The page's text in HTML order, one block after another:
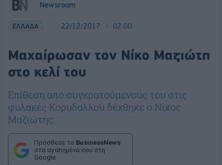
Newsroom
ΕΛΛΑΔΑ 22/12/2017 02:00
Μαχαίρωσαν τον Νίκο Μαζιώτη
στο κελί του
Επίθεση από συγκρατούμενούς του στις
φυλακές Κορυδαλλού δέχθηκε ο Νίκος
Μαζιώτης.
Πρόσθεσε το BusinessNews
στα αγαπημένα σου στη
Google